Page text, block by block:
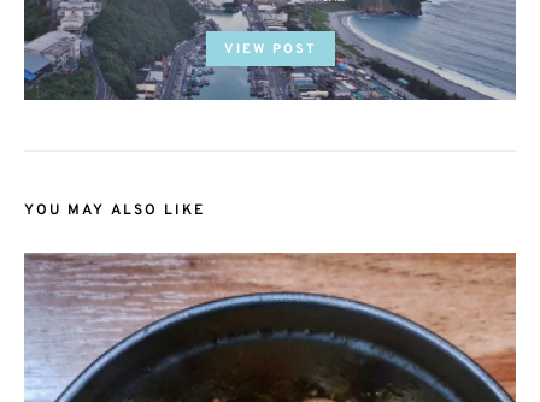
ON
VIEW POST
YOU MAY ALSO LIKE